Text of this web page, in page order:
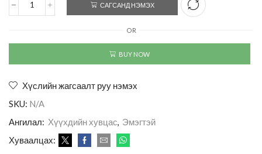
САГСАНД НЭМЭХ
OR
BUY NOW
Хүслийн жагсаалт руу нэмэх
SKU: N/A
Ангилал: Хүүхдийн хувцас, Эмэгтэй
Хуваалцах: